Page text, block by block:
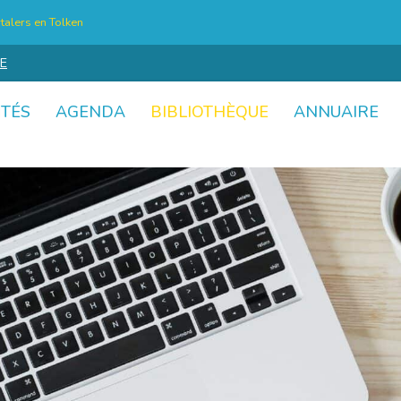
en Tolken
AGENDA BIBLIOTHÈQUE
ANNUAIRE